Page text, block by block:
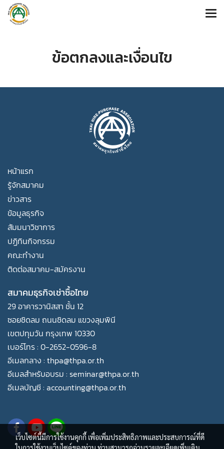
ข้อตกลงและเงื่อนไข
หน้าแรก
รู้จักสมาคม
ข่าวสาร
ข้อมูลธุรกิจ
สัมมนาวิชาการ
ปฏิทินกิจกรรม
คณะทำงาน
ติดต่อสมาคม-สมัครงาน
สมาคมธุรกิจเช่าซื้อไทย
29 อาคารวานิสสา ชั้น 12
ซอยชิดลม ถนนชิดลม แขวงลุมพินี
เขตปทุมวัน กรุงเทพ 10330
เบอร์โทร : 0-2652-0596-8
อีเมลกลาง : thpa@thpa.or.th
อีเมลสำหรับอบรม : seminar@thpa.or.th
อีเมลบัญชี : accounting@thpa.or.th
เว็บไซต์นี้มีการใช้งานคุกกี้ เพื่อเพิ่มประสิทธิภาพและประสบการณ์ที่ดี